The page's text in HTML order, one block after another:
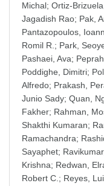
Michal; Ortiz-
Jagadish Rao; Pak,
Pantazopoulos,
Romil R. ; Park,
Pashaei, Ava;
Poddighe, Dimitri;
Alfredo; Prakash,
Junio Sady; Quan,
Fakher; Rahman,
Shakthi Kumaran;
Ramachandra;
Sayaphet;
Krishna; Redwan,
Robert C. ; Reyes,